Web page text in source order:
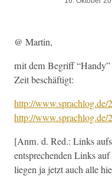
@ Mar­tin,
mit dem Begriff
Zeit beschäftigt:
http://www.sprachlog.de/
http://www.sprachlog.de/
[Anm. d. Red.: Links
entsprechen­den Links
liegen ja jet­zt auch alle